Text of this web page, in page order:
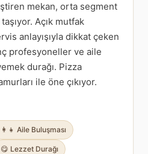
mekan, orta segment
Açık mutfak
anlayışıyla dikkat çeken
profesyoneller ve aile
durağı. Pizza
ile öne çıkıyor.
Aile Buluşması
😋 Lezzet Durağı